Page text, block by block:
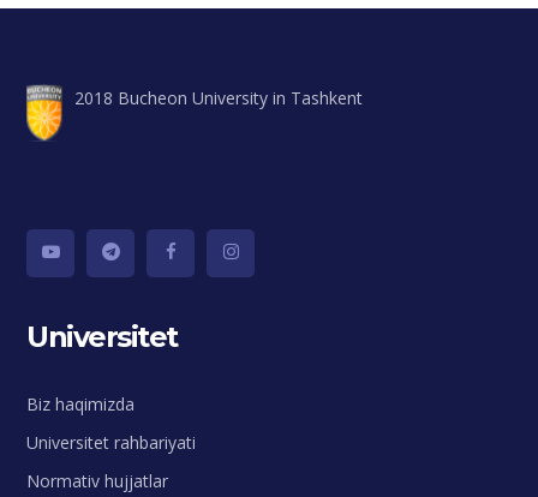
2018 Bucheon University in Tashkent
Universitet
Biz haqimizda
Universitet rahbariyati
Normativ hujjatlar